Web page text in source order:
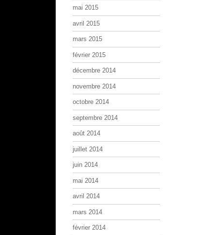
mai 2015
avril 2015
mars 2015
février 2015
décembre 2014
novembre 2014
octobre 2014
septembre 2014
août 2014
juillet 2014
juin 2014
mai 2014
avril 2014
mars 2014
février 2014